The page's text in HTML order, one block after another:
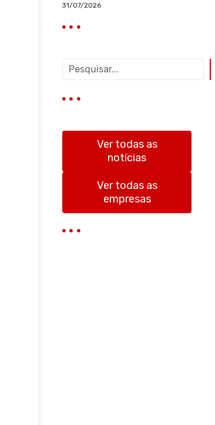
31/07/2026
q
Ver todas as
notícias
Ver todas as
empresas